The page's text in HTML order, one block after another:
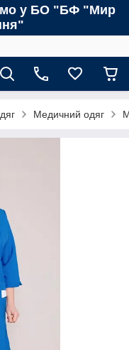
у БО "БФ "Мир
Медичний одяг